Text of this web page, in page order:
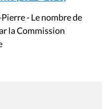
- Le nombre de
la Commission